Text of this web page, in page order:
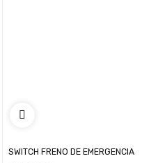
SWITCH FRENO DE EMERGENCIA